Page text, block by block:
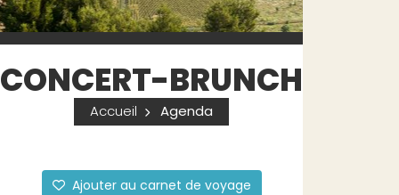
CONCERT-BRUNCH
Accueil Agenda
Ajouter au carnet de voyage